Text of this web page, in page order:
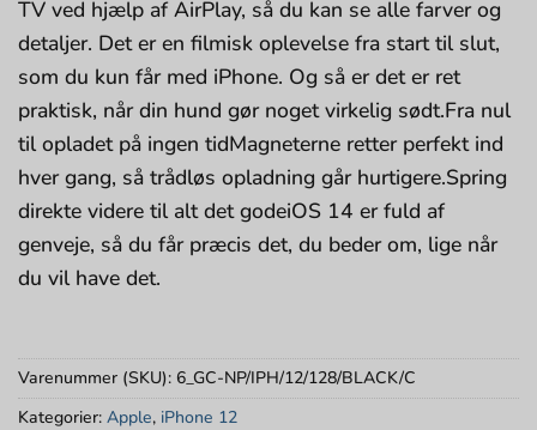
TV ved hjælp af AirPlay, så du kan se alle farver og
detaljer. Det er en filmisk oplevelse fra start til slut,
som du kun får med iPhone. Og så er det er ret
praktisk, når din hund gør noget virkelig sødt.Fra nul
til opladet på ingen tidMagneterne retter perfekt ind
hver gang, så trådløs opladning går hurtigere.Spring
direkte videre til alt det godeiOS 14 er fuld af
genveje, så du får præcis det, du beder om, lige når
du vil have det.
Varenummer (SKU): 6_GC-NP/IPH/12/128/BLACK/C
Kategorier: Apple, iPhone 12